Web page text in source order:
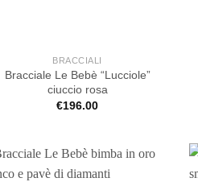
BRACCIALI
Bracciale Le Bebè “Lucciole”
ciuccio rosa
€196.00